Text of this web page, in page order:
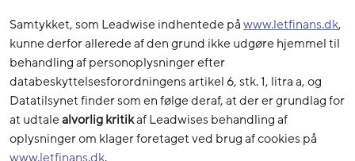
Samtykket, som Leadwise indhentede påwww.letfinans.dk,
kunne derfor allerede af den grund ikke udgøre hjemmel til
behandling af personoplysninger efter
databeskyttelsesforordningens artikel 6, stk. 1, litra a, og
Datatilsynet finder som en følge deraf, at der er grundlag for
at udtalealvorlig kritikaf Leadwises behandling af
oplysninger om klager foretaget ved brug af cookies på